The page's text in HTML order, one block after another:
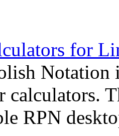
for
Notation
calculators.
RPN